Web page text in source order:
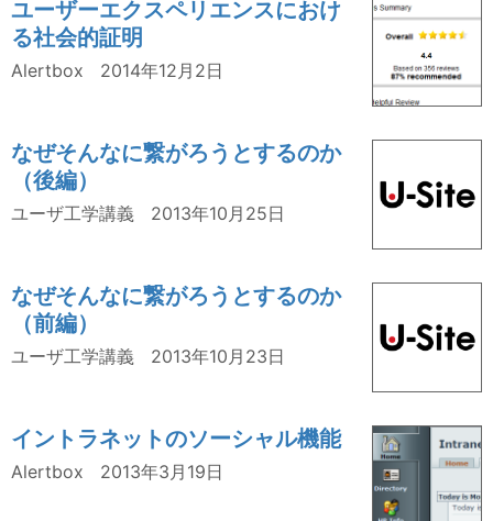
ユーザーエクスペリエンスにおけ
る社会的証明
Alertbox 2014年12月2日
なぜそんなに繋がろうとするのか
（後編）
ユーザ工学講義 2013年10月25日
なぜそんなに繋がろうとするのか
（前編）
ユーザ工学講義 2013年10月23日
イントラネットのソーシャル機能
Alertbox 2013年3月19日